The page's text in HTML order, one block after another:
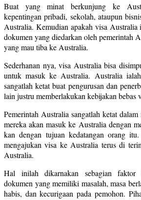
Buat yang minat berkunjung ke
kepentingan pribadi, sekolah, ataupun
Australia. Kemudian apakah visa
dokumen yang diedarkan oleh pemerintah
yang mau tiba ke Australia.
Sederhanan nya, visa Australia bisa
untuk masuk ke Australia. Australia
sangatlah ketat buat pengurusan dan
lain justru memberlakukan kebijakan bebas
Pemerintah Australia sangatlah ketat
mereka akan masuk ke Australia dengan
kan dengan tujuan kedatangan orang
mengajukan visa ke Australia terus di
Australia.
Hal inilah dikarnakan sebagian faktor
dokumen yang memiliki masalah, masa
habis, dan kecurigaan pada pemohon.